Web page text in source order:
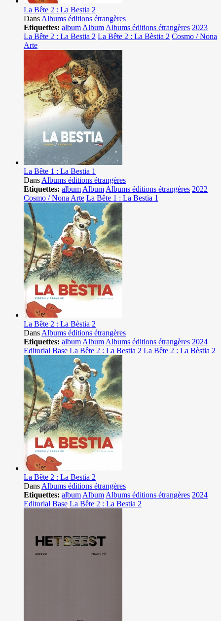
La Bête 2 : La Bestia 2
DansAlbums éditions étrangères
Etiquettes: albumAlbumAlbums éditions étrangères 2023
La Bête 2 : La Bestia 2 La Bête 2 : La Bèstia 2 Cosmo / Nona
Arte
La Bête 1 : La Bestia 1
DansAlbums éditions étrangères
Etiquettes: albumAlbumAlbums éditions étrangères 2022
Cosmo / Nona Arte La Bête 1 : La Bestia 1
La Bête 2 : La Bèstia 2
DansAlbums éditions étrangères
Etiquettes: albumAlbumAlbums éditions étrangères 2024
Editorial Base La Bête 2 : La Bestia 2 La Bête 2 : La Bèstia 2
La Bête 2 : La Bestia 2
DansAlbums éditions étrangères
Etiquettes: albumAlbumAlbums éditions étrangères 2024
Editorial Base La Bête 2 : La Bestia 2